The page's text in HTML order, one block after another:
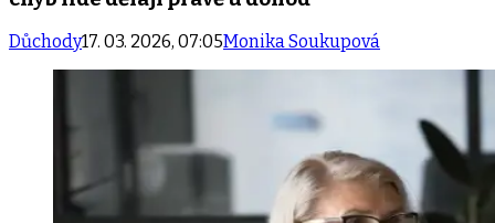
Důchody17. 03. 2026, 07:05Monika Soukupová